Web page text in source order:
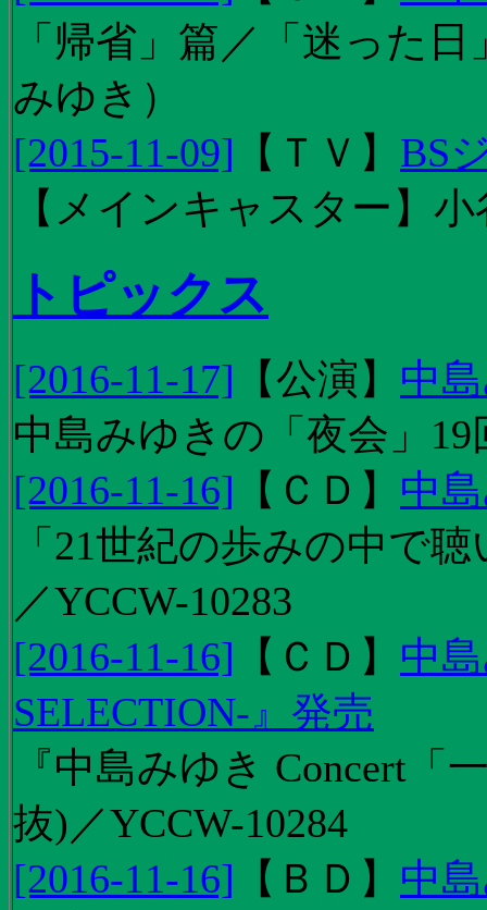
「帰省」篇／「迷った
みゆき）
[2015-11-09] 【 ＴＶ 】 BS
【メインキャスター】
トピックス
[2016-11-17] 【公演 】 中
中島みゆきの「夜会」
[2016-11-16] 【 ＣＤ 】 中
「21世紀の歩みの中で
／YCCW-10283
[2016-11-16] 【 ＣＤ 】 中
SELECTION-』発売
『中島みゆき Concert
抜)／YCCW-10284
[2016-11-16] 【 ＢＤ 】 中